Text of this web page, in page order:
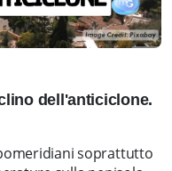
dell'anticiclone.
soprattutto